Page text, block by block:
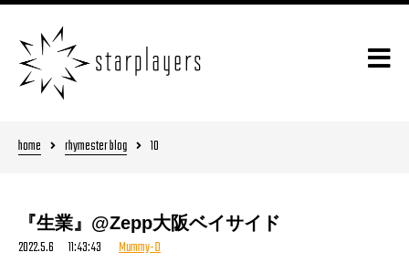
home rhymester blog 10
『生業』@Zepp大阪ベイサイド
2022.5.6 11:43:43 Mummy-D